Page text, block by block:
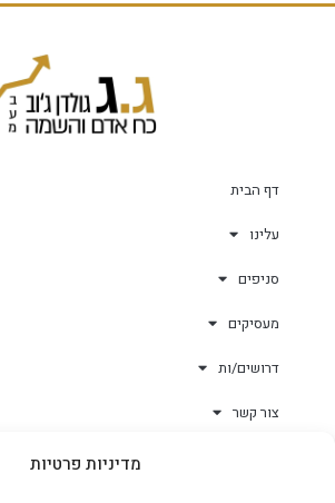
מדיניות פרטיות
דף הבית
עלינו
סניפים
מעסיקים
דרושים/ות
צור קשר